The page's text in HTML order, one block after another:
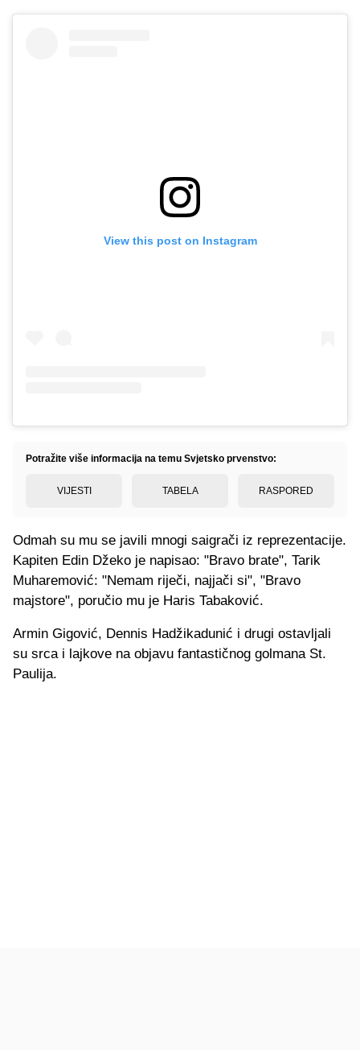
View this post on Instagram
Potražite više informacija na temu Svjetsko prvenstvo:
VIJESTI TABELA RASPORED
Odmah su mu se javili mnogi saigrači iz reprezentacije.
Kapiten Edin Džeko je napisao: "Bravo brate", Tarik
Muharemović: "Nemam riječi, najjači si", "Bravo
majstore", poručio mu je Haris Tabaković.
Armin Gigović, Dennis Hadžikadunić i drugi ostavljali
su srca i lajkove na objavu fantastičnog golmana St.
Paulija.